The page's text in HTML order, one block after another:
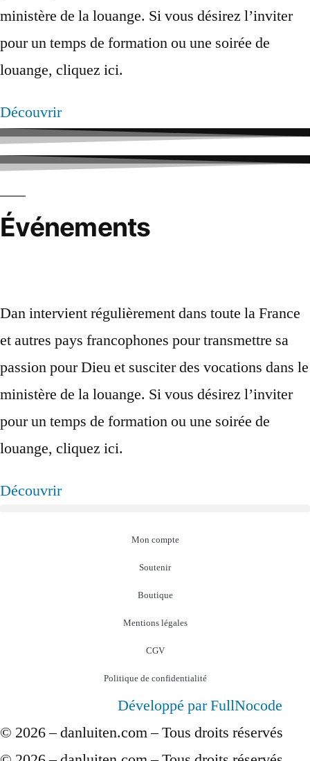
ministère de la louange. Si vous désirez l’inviter
pour un temps de formation ou une soirée de
louange, cliquez ici.
Découvrir
Événements
Dan intervient régulièrement dans toute la France
et autres pays francophones pour transmettre sa
passion pour Dieu et susciter des vocations dans le
ministère de la louange. Si vous désirez l’inviter
pour un temps de formation ou une soirée de
louange, cliquez ici.
Découvrir
Mon compte
Soutenir
Boutique
Mentions légales
CGV
Politique de confidentialité
Développé par FullNocode
© 2026 – danluiten.com – Tous droits réservés